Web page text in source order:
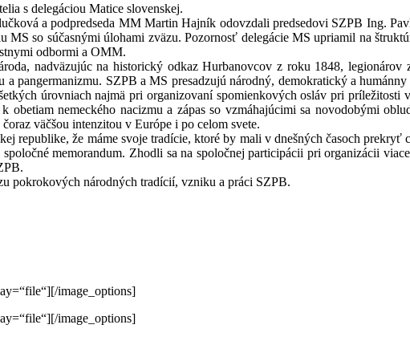
s delegáciou Matice slovenskej.
a podpredseda MM Martin Hajník odovzdali predsedovi SZPB Ing.
so súčasnými úlohami zväzu. Pozornosť delegácie MS upriamil na
odbormi a OMM.
nadväzujúc na historický odkaz Hurbanovcov z roku 1848,
SZPB a MS presadzujú národný, demokratický a
úrovniach najmä pri organizovaní spomienkových osláv pri
nemeckého nacizmu a zápas so vzmáhajúcimi sa novodobými
väčšou intenzitou v Európe i po celom svete.
že máme svoje tradície, ktoré by mali v dnešných časoch prekryť
memorandum. Zhodli sa na spoločnej participácii pri organizácii
pokrokových národných tradícií, vzniku a práci SZPB.
[/image_options]
[/image_options]